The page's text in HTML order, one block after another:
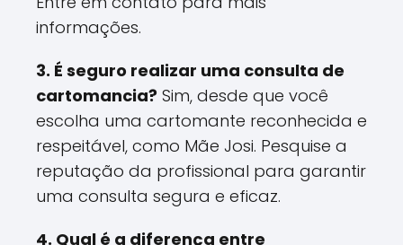
informações.
3. É seguro realizar uma consulta de
cartomancia? Sim, desde que você
escolha uma cartomante reconhecida e
respeitável, como Mãe Josi. Pesquise a
reputação da profissional para garantir
uma consulta segura e eficaz.
4. Qual é a diferença entre